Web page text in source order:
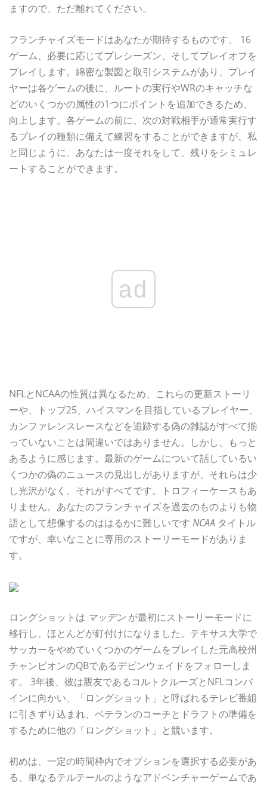
ますので、ただ離れてください。
フランチャイズモードはあなたが期待するものです。 16
ゲーム、必要に応じてプレシーズン、そしてプレイオフを
プレイします。綿密な製図と取引システムがあり、プレイ
ヤーは各ゲームの後に、ルートの実行やWRのキャッチな
どのいくつかの属性の1つにポイントを追加できるため、
向上します。各ゲームの前に、次の対戦相手が通常実行す
るプレイの種類に備えて練習をすることができますが、私
と同じように、あなたは一度それをして、残りをシミュレ
ートすることができます。
ad
NFLとNCAAの性質は異なるため、これらの更新ストーリ
ーや、トップ25、ハイスマンを目指しているプレイヤー、
カンファレンスレースなどを追跡する偽の雑誌がすべて揃
っていないことは間違いではありません。しかし、もっと
あるように感じます。最新のゲームについて話しているい
くつかの偽のニュースの見出しがありますが、それらは少
し光沢がなく、それがすべてです。トロフィーケースもあ
りません。あなたのフランチャイズを過去のものよりも物
語として想像するのははるかに難しいです NCAA タイトル
ですが、幸いなことに専用のストーリーモードがありま
す。
ロングショットは マッデン が最初にストーリーモードに
移行し、ほとんどが釘付けになりました。テキサス大学で
サッカーをやめていくつかのゲームをプレイした元高校州
チャンピオンのQBであるデビンウェイドをフォローしま
す。 3年後、彼は親友であるコルトクルーズとNFLコンバ
インに向かい、「ロングショット」と呼ばれるテレビ番組
に引きずり込まれ、ベテランのコーチとドラフトの準備を
するために他の「ロングショット」と競います。
初めは、一定の時間枠内でオプションを選択する必要があ
る、単なるテルテールのようなアドベンチャーゲームであ